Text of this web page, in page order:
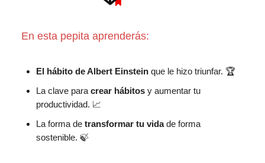
En esta pepita aprenderás:
El hábito de Albert Einstein que le hizo triunfar. 🏆
La clave para crear hábitos y aumentar tu
productividad. 📈
La forma de transformar tu vidade forma
sostenible. 🍃